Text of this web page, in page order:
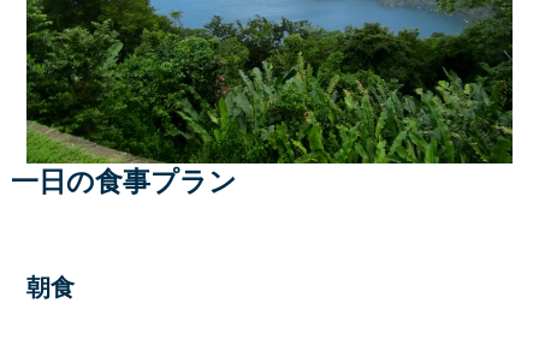
一日の食事プラン
朝食